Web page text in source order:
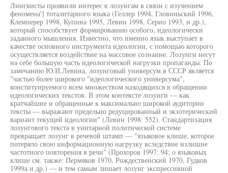
Лингвисты проявили интерес к лозунгам в связи с изучением
феномена'] тоталитарного языка (Геллер 1994, Гловиньский 1996,
Клемперер 1998, Купина 1995, Левин 1998, Серио 1993, и др.),
который способствует формированию особого, идеологически
заданного мышления. Известно, что именно язык выступает в
качестве основного инструмента идеологии, с помощью которого
осуществляется воздействие на массовое сознание. Лозунги несут
на себе большую часть идеологической нагрузки пропаганды. По
замечанию Ю.И.Левина, лозунговый универсум в СССР является
"частью более широкого "идеологического универсума",
конституируемого всем множеством находящихся в обращении
идеологических текстов. В этом контексте лозунги — как
кратчайшие и обращенные к максимально широкой аудитории
тексты — выражают предельно редуцированный и экзотерический
вариант текущей идеологии" (Левин 1998: 552). Стандартизация
лозунгового текста в унитарной политической системе
превращает лозунг в речевой штамп — "языковое клише, которое
потеряло свою информационную нагрузку вследствие излишне
частотного повторения в речи" (Прохоров 1997: 94; о языковых
клише см. также: Пермяков 1970, Рождественский 1970, Гудков
1999а и др.) — и тем самым лишает лозунг экспрессивной